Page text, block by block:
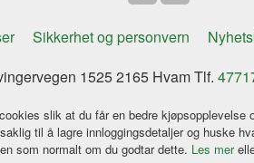
Sikkerhet og personvern
1525 2165 Hvam Tlf.
slik at du får en bedre kjøpsopplevelse
til å lagre innloggingsdetaljer og huske
som normalt om du godtar dette. Les mer